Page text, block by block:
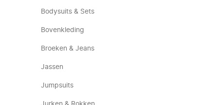
Bodysuits & Sets
Bovenkleding
Broeken & Jeans
Jassen
Jumpsuits